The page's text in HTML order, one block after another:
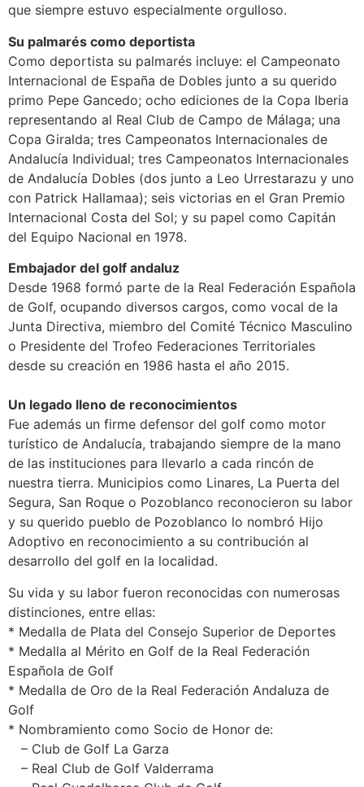
que siempre estuvo especialmente orgulloso.
Su palmarés como deportista
Como deportista su palmarés incluye: el Campeonato
Internacional de España de Dobles junto a su querido
primo Pepe Gancedo; ocho ediciones de la Copa Iberia
representando al Real Club de Campo de Málaga; una
Copa Giralda; tres Campeonatos Internacionales de
Andalucía Individual; tres Campeonatos Internacionales
de Andalucía Dobles (dos junto a Leo Urrestarazu y uno
con Patrick Hallamaa); seis victorias en el Gran Premio
Internacional Costa del Sol; y su papel como Capitán
del Equipo Nacional en 1978.
Embajador del golf andaluz
Desde 1968 formó parte de la Real Federación Española
de Golf, ocupando diversos cargos, como vocal de la
Junta Directiva, miembro del Comité Técnico Masculino
o Presidente del Trofeo Federaciones Territoriales
desde su creación en 1986 hasta el año 2015.
Un legado lleno de reconocimientos
Fue además un firme defensor del golf como motor
turístico de Andalucía, trabajando siempre de la mano
de las instituciones para llevarlo a cada rincón de
nuestra tierra. Municipios como Linares, La Puerta del
Segura, San Roque o Pozoblanco reconocieron su labor
y su querido pueblo de Pozoblanco lo nombró Hijo
Adoptivo en reconocimiento a su contribución al
desarrollo del golf en la localidad.
Su vida y su labor fueron reconocidas con numerosas
distinciones, entre ellas:
* Medalla de Plata del Consejo Superior de Deportes
* Medalla al Mérito en Golf de la Real Federación
Española de Golf
* Medalla de Oro de la Real Federación Andaluza de
Golf
* Nombramiento como Socio de Honor de:
– Club de Golf La Garza
– Real Club de Golf Valderrama